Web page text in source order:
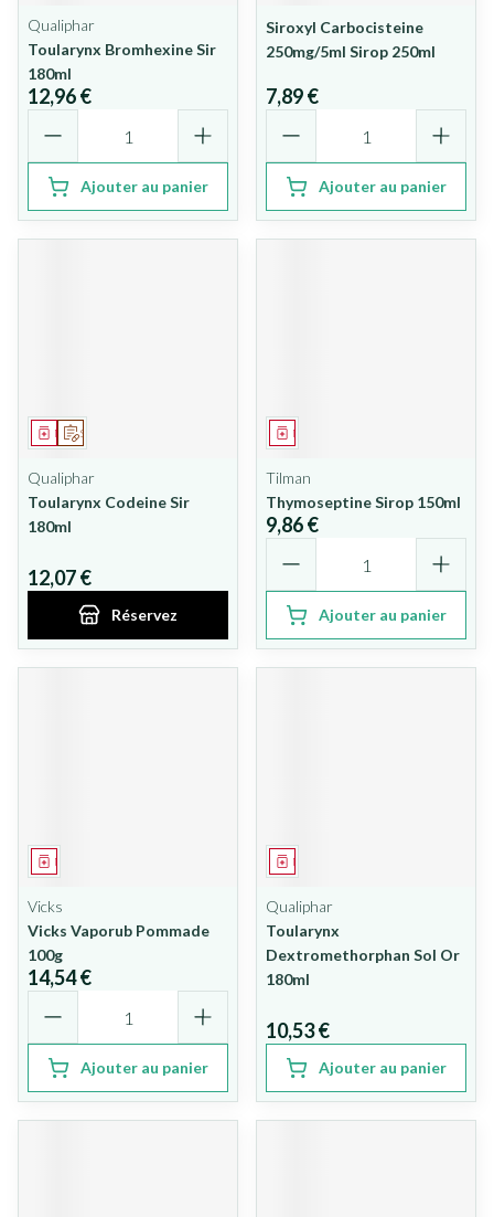
Qualiphar
Toularynx Bromhexine Sir
180ml
12,96 €
Ajouter au panier
Siroxyl Carbocisteine
250mg/5ml Sirop 250ml
7,89 €
Ajouter au panier
Sur prescription
Médicament
Qualiphar
Toularynx Codeine Sir
180ml
12,07 €
Réservez
Médicament
Tilman
Thymoseptine Sirop 150ml
9,86 €
Ajouter au panier
Médicament
Vicks
Vicks Vaporub Pommade
100g
14,54 €
Ajouter au panier
Médicament
Qualiphar
Toularynx
Dextromethorphan Sol Or
180ml
10,53 €
Ajouter au panier